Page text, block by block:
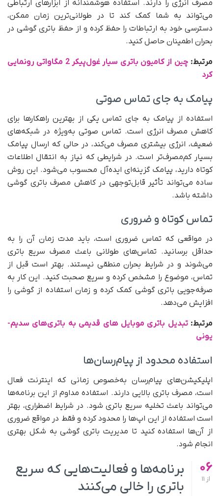
مصرف انرژی را دارند. استفاده هوشمندانه از ابزارهای ارتباطی
می‌تواند به شما کمک کند تا در طولانی‌ترین زمان ممکن،
دسترسی خود به ارتباطات را حفظ کرده و از حفظ باتری گوشی در
بحران اطمینان حاصل کنید.
مرتبط:
چین از کامیون باتری سیار غول‌پیکر 2 مگاواتی رونمایی
کرد
پیامک به جای تماس صوتی
استفاده از پیامک به جای تماس یکی از بهترین راهکارها برای
کاهش مصرف انرژی است. تماس صوتی به‌ویژه در شبکه‌های
ضعیف، انرژی بیشتری مصرف می‌کند، در حالی که ارسال پیامک
بسیار کم‌مصرف‌تر است. در شرایطی که نیاز به انتقال اطلاعات
کوتاه دارید، پیامک گزینه‌ای ایده‌آل محسوب می‌شود. این روش
ساده می‌تواند تأثیر قابل‌توجهی در کاهش مصرف باتری گوشی
داشته باشد.
تماس کوتاه و ضروری
در مواقعی که تماس ضروری است، باید مدت زمان آن را به
حداقل برسانید. تماس‌های طولانی باعث مصرف سریع باتری
می‌شوند و در شرایط بحران منطقی نیستند. بهتر است قبل از
تماس، موضوع را مشخص کرده و سریع صحبت کنید. این کار به
صرفه‌جویی باتری گوشی کمک کرده و زمان استفاده از گوشی را
افزایش می‌دهد.
مرتبط:تبدیل باتری موبایل های قدیمی به باتری‌های سدیم-
یونی
استفاده محدود از پیام‌رسان‌ها
اپلیکیشن‌های پیام‌رسان به‌خصوص زمانی که اینترنت فعال
است، مصرف باتری بالایی دارند. استفاده مداوم از این برنامه‌ها
می‌تواند باعث تخلیه سریع باتری شود. در شرایط اضطراری، بهتر
است استفاده از این اپ‌ها را محدود کرده و فقط در مواقع ضروری
از آن‌ها استفاده کنید تا مدیریت باتری گوشی به شکل بهتری
انجام شود.
06
از
برنامه‌ها و فعالیت‌هایی که سریع
باتری را خالی می‌کنند